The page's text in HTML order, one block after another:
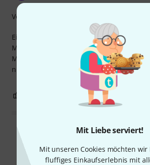
Mit Liebe serviert!
Mit unseren Cookies möchten wir
fluffiges Einkaufserlebnis mit
Einfache, aber praktisch und haltbare
Macht zuverlässig das, was man von ihr
Mit dieser Fernbedienung können sogar
nichts falsch machen.
Verarbeitung
BEWERTUNG MELDEN
Alle Bewertungen lesen